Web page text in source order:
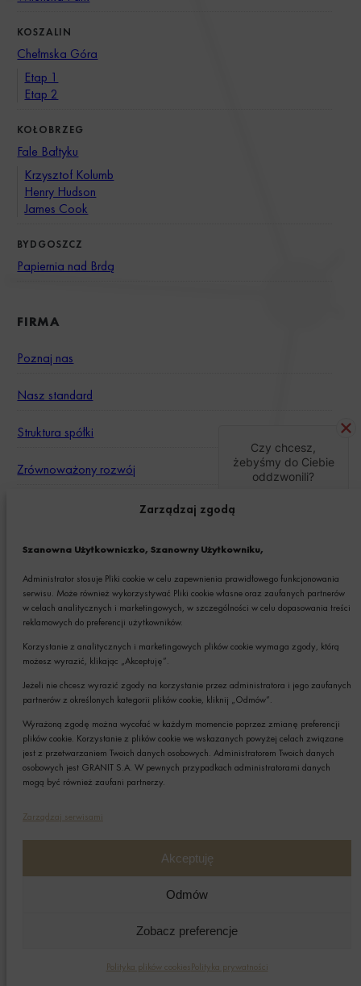
Zarządzaj zgodą
Szanowna Użytkowniczko, Szanowny Użytkowniku,
Administrator stosuje Pliki cookie w celu zapewnienia prawidłowego funkcjonowania
serwisu. Może również wykorzystywać Pliki cookie własne oraz zaufanych partnerów
w celach analitycznych i marketingowych, w szczególności w celu dopasowania treści
reklamowych do preferencji użytkowników.
Korzystanie z analitycznych i marketingowych plików cookie wymaga zgody, którą
możesz wyrazić, klikając „Akceptuję”.
Jeżeli nie chcesz wyrazić zgody na korzystanie przez administratora i jego zaufanych
partnerów z określonych kategorii plików cookie, kliknij „Odmów”.
Wyrażoną zgodę można wycofać w każdym momencie poprzez zmianę preferencji
plików cookie. Korzystanie z plików cookie we wskazanych powyżej celach związane
jest z przetwarzaniem Twoich danych osobowych. Administratorem Twoich danych
osobowych jest GRANIT S.A. W pewnych przypadkach administratorami danych
mogą być również zaufani partnerzy.
Zarządzaj serwisami
Akceptuję
Odmów
Zobacz preferencje
Polityka plików cookiesPolityka prywatności
KOSZALIN
Chełmska Góra
Etap 1
Etap 2
KOŁOBRZEG
Fale Bałtyku
Krzysztof Kolumb
Henry Hudson
James Cook
BYDGOSZCZ
Papiernia nad Brdą
FIRMA
Poznaj nas
Nasz standard
Struktura spółki
Zrównoważony rozwój
Kariera
KONTAKT
Biura sprzedaży
Mapa inwestycji
ZAPISZ SIĘ DO NEWSLETTERA
Wyrażam zgodę na otrzymywanie drogą elektroniczną na
podany adres e-mail newslettera z informacjami o ciekawych
promocjach, produktach lub usługach GRANIT S.A.*
Podając swój adres e-mail wyrażasz zgodę na otrzymywanie drogą
elektroniczną, na podany adres e-mail, newslettera z informacjami o ciekawych
przez GRANIT S.A. Twoich danych osobowych w postaci tego adresu e-mail.
Czy chcesz,
żebyśmy do Ciebie
oddzwonili?